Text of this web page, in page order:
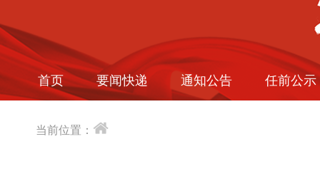
首页 要闻快递 通知公告 任前公示
当前位置：